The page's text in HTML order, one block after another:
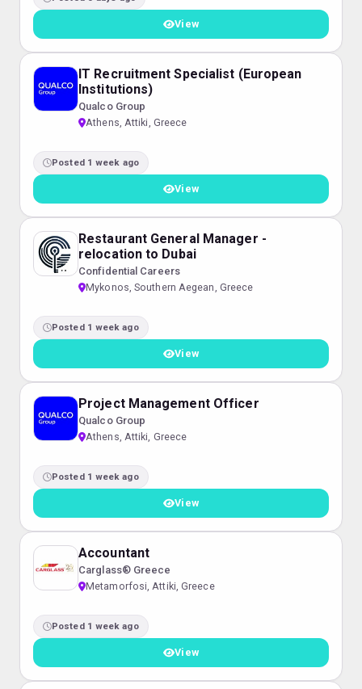
View
IT Recruitment Specialist (European
Institutions)
Qualco Group
Athens, Attiki, Greece
Posted 1 week ago
View
Restaurant General Manager -
relocation to Dubai
Confidential Careers
Mykonos, Southern Aegean, Greece
Posted 1 week ago
View
Project Management Officer
Qualco Group
Athens, Attiki, Greece
Posted 1 week ago
View
Accountant
Carglass® Greece
Metamorfosi, Attiki, Greece
Posted 1 week ago
View